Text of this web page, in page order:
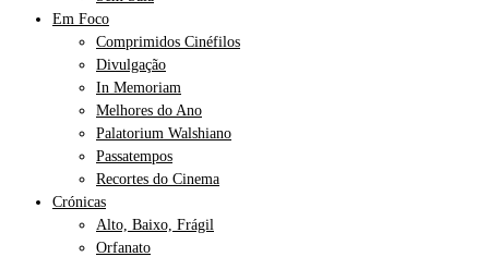
Em Foco
Comprimidos Cinéfilos
Divulgação
In Memoriam
Melhores do Ano
Palatorium Walshiano
Passatempos
Recortes do Cinema
Crónicas
Alto, Baixo, Frágil
Orfanato